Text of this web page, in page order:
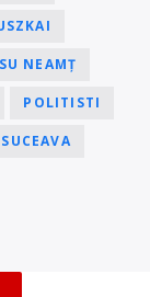
NEAMȚ
POLITISTI
SUCEAVA